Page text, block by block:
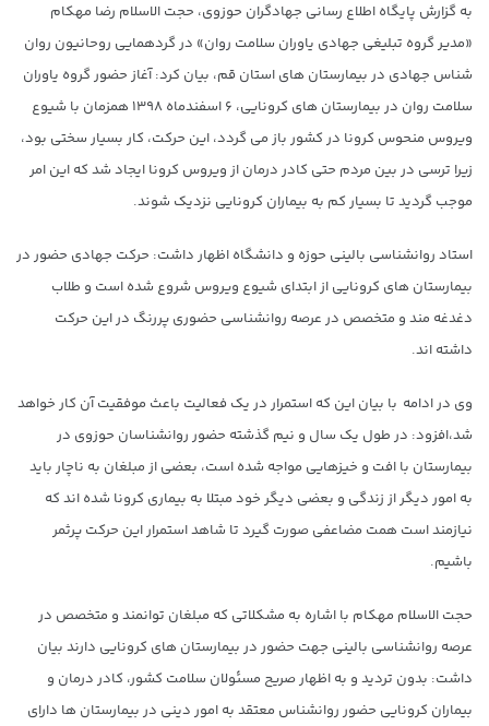
به گزارش پایگاه اطلاع رسانی جهادگران حوزوی، حجت الاسلام رضا مهکام
«مدیر گروه تبلیغی جهادی یاوران سلامت روان» در گردهمایی روحانیون روان
شناس جهادی در بیمارستان های استان قم، بیان کرد: آغاز حضور گروه یاوران
سلامت روان در بیمارستان های کرونایی، ۶ اسفندماه ۱۳۹۸ همزمان با شیوع
ویروس منحوس کرونا در کشور باز می گردد، این حرکت، کار بسیار سختی بود،
زیرا ترسی در بین مردم حتی کادر درمان از ویروس کرونا ایجاد شد که این امر
موجب گردید تا بسیار کم به بیماران کرونایی نزدیک شوند.
استاد روانشناسی بالینی حوزه و دانشگاه اظهار داشت: حرکت جهادی حضور در
بیمارستان های کرونایی از ابتدای شیوع ویروس شروع شده است و طلاب
دغدغه مند و متخصص در عرصه روانشناسی حضوری پررنگ در این حرکت
داشته اند.
وی در ادامه با بیان این که استمرار در یک فعالیت باعث موفقیت آن کار خواهد
شد،‌افزود: در طول یک سال و نیم گذشته حضور روانشناسان حوزوی در
بیمارستان با افت و خیزهایی مواجه شده است، بعضی از مبلغان به ناچار باید
به امور دیگر از زندگی و بعضی دیگر خود مبتلا به بیماری کرونا شده اند که
نیازمند است همت مضاعفی صورت گیرد تا شاهد استمرار این حرکت پرثمر
باشیم.
حجت الاسلام مهکام با اشاره به مشکلاتی که مبلغان توانمند و متخصص در
عرصه روانشناسی بالینی جهت حضور در بیمارستان های کرونایی دارند بیان
داشت: بدون تردید و به اظهار صریح مسئولان سلامت کشور، کادر درمان و
بیماران کرونایی حضور روانشناس معتقد به امور دینی در بیمارستان ها دارای